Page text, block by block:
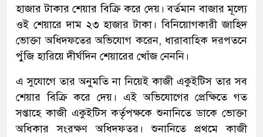
হাজার টাকার শেয়ার বিক্রি করে দেয়। বর্তমান বাজার মূল্যে
ওই শেয়ারে দাম ২৩ হাজার টাকা। বিনিয়োগকারী জাহিদ
ভোক্তা অধিদফতের অভিযোগ করেন, ধারাবাহিক দরপতনে
পুঁজি হারিয়ে দীর্ঘদিন শেয়ারের খোঁজ নেননি।
এ সুযোগে তার অনুমতি না নিয়েই কাজী একুইটিস তার সব
শেয়ার বিক্রি করে দেয়। এই অভিযোগের প্রেক্ষিতে গত
সপ্তাহে কাজী একুইটিস কর্তৃপক্ষকে শুনানিতে ডাকে ভোক্তা
অধিকার সংরক্ষণ অধিদফতর। শুনানিতে প্রথমে কাজী